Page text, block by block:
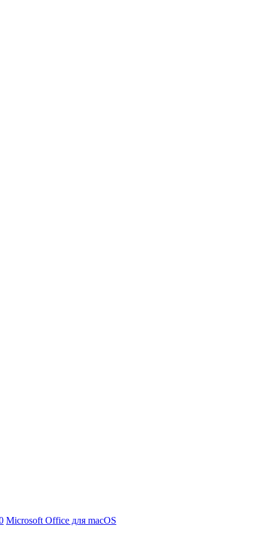
Microsoft Office для macOS